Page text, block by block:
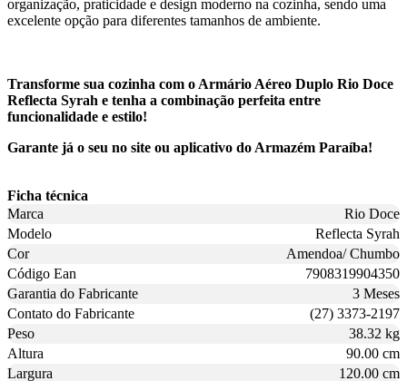
organização, praticidade e design moderno na cozinha, sendo uma
excelente opção para diferentes tamanhos de ambiente.
Transforme sua cozinha com o Armário Aéreo Duplo Rio Doce
Reflecta Syrah e tenha a combinação perfeita entre
funcionalidade e estilo!
Garante já o seu no site ou aplicativo do Armazém Paraíba!
Ficha técnica
Marca
Rio Doce
Modelo
Reflecta Syrah
Cor
Amendoa/ Chumbo
Código Ean
7908319904350
Garantia do Fabricante
3 Meses
Contato do Fabricante
(27) 3373-2197
Peso
38.32 kg
Altura
90.00 cm
Largura
120.00 cm